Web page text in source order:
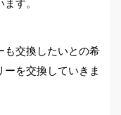
す。
も交換したいとの希
を交換していきま